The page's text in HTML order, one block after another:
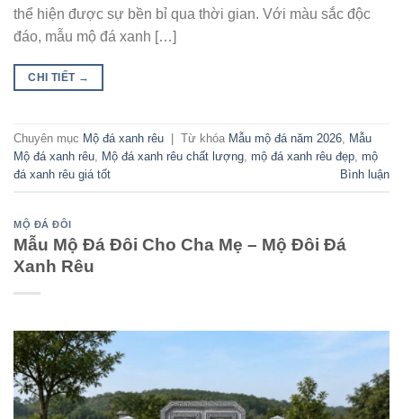
thể hiện được sự bền bỉ qua thời gian. Với màu sắc độc
đáo, mẫu mộ đá xanh […]
CHI TIẾT →
Chuyên mục Mộ đá xanh rêu Từ khóa Mẫu mộ đá năm 2026, Mẫu
Mộ đá xanh rêu, Mộ đá xanh rêu chất lượng, mộ đá xanh rêu đẹp, mộ
đá xanh rêu giá tốt
Bình luận
MỘ ĐÁ ĐÔI
Mẫu Mộ Đá Đôi Cho Cha Mẹ – Mộ Đôi Đá
Xanh Rêu